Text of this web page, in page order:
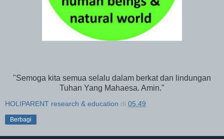
"Semoga kita semua selalu dalam berkat dan lindungan
Tuhan Yang Mahaesa. Amin."
HOLIPARENT research & education di 05.49
Berbagi